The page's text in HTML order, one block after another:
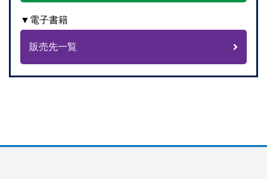
▼電子書籍
販売先一覧